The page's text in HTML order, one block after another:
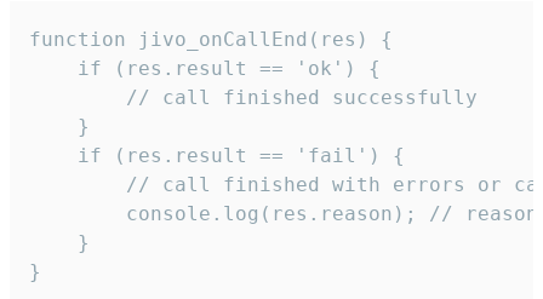
function jivo_onCallEnd(res) {
    if (res.result == 'ok') {
        // call finished successfully
    }
    if (res.result == 'fail') {
// call finished with errors or
console.log(res.reason); //
    }
}